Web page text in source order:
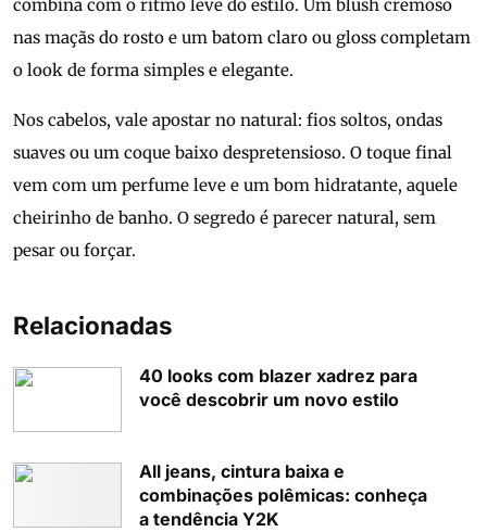
combina com o ritmo leve do estilo. Um blush cremoso
nas maçãs do rosto e um batom claro ou gloss completam
o look de forma simples e elegante.
Nos cabelos, vale apostar no natural: fios soltos, ondas
suaves ou um coque baixo despretensioso. O toque final
vem com um perfume leve e um bom hidratante, aquele
cheirinho de banho. O segredo é parecer natural, sem
pesar ou forçar.
Relacionadas
40 looks com blazer xadrez para
você descobrir um novo estilo
All jeans, cintura baixa e
combinações polêmicas: conheça
a tendência Y2K